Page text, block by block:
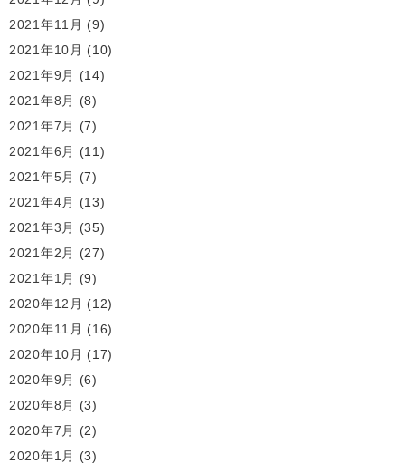
2021年11月 (9)
2021年10月 (10)
2021年9月
(14)
2021年8月
(8)
2021年7月
(7)
2021年6月
(11)
2021年5月
(7)
2021年4月
(13)
2021年3月
(35)
2021年2月
(27)
2021年1月
(9)
2020年12月 (12)
2020年11月 (16)
2020年10月 (17)
2020年9月
(6)
2020年8月
(3)
2020年7月
(2)
2020年1月
(3)